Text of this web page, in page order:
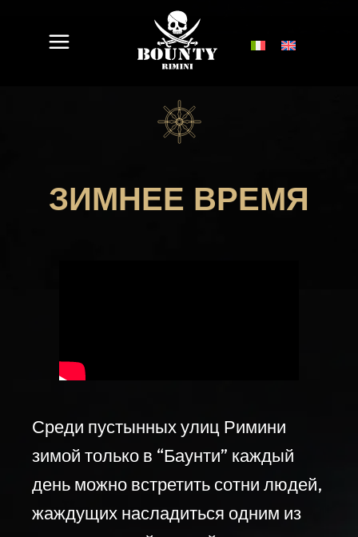
ЗИМНЕЕ ВРЕМЯ
Среди пустынных улиц Римини
зимой только в “Баунти” каждый
день можно встретить сотни людей,
жаждущих насладиться одним из